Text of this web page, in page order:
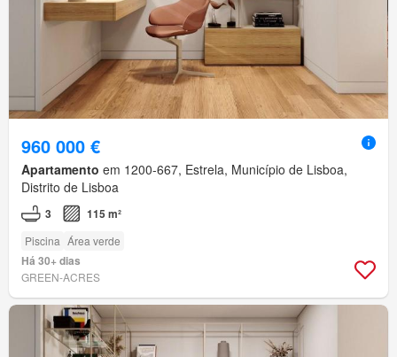
960 000 €
Apartamento em 1200-667, Estrela, Município de Lisboa,
Distrito de Lisboa
3 115 m²
Piscina Área verde
Há 30+ dias
GREEN-ACRES